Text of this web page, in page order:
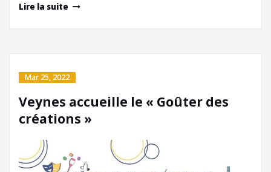
Lire la suite
Mar 25, 2022
Veynes accueille le « Goûter des
créations »